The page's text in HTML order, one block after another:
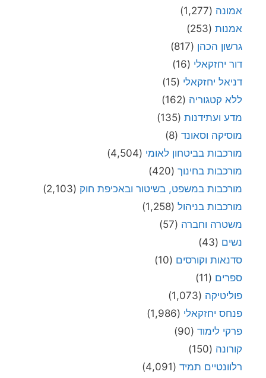
אמונה (1,277)
אמנות (253)
גרשון הכהן (817)
דור יחזקאלי (16)
דניאל יחזקאלי (15)
ללא קטגוריה (162)
מדע ועתידנות (135)
מוסיקה וסאונד (8)
מורכבות בביטחון לאומי (4,504)
מורכבות בחינוך (420)
מורכבות במשפט, בשיטור ובאכיפת חוק (2,103)
מורכבות בניהול (1,258)
משטרה וחברה (57)
נשים (43)
סדנאות וקורסים (10)
ספרים (11)
פוליטיקה (1,073)
פנחס יחזקאלי (1,986)
פרקי לימוד (90)
קורונה (150)
רלוונטיים תמיד (4,091)